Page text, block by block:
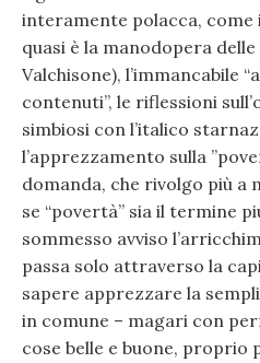
interamente polacca,
quasi è la manodopera
Valchisone), l’immancabile
contenuti”, le riflessioni
simbiosi con l’italico
l’apprezzamento sulla
domanda, che rivolgo più a
se “povertà” sia il termine
sommesso avviso
passa solo attraverso la
sapere apprezzare la
in comune – magari con
cose belle e buone, proprio